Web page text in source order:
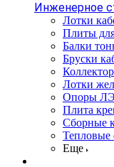
Инженерное
Лотки
Плиты
Балки
Бруски
Лотки
Опоры
Плита
Сборные
Тепловые
Еще